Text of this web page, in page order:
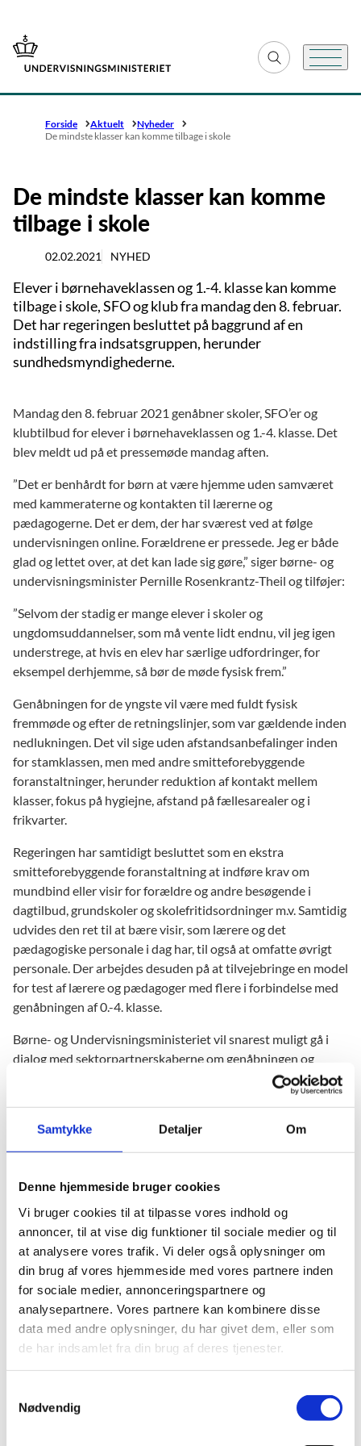
Samtykke Detaljer Om
Denne hjemmeside bruger cookies
Vi bruger cookies til at tilpasse vores indhold og
annoncer, til at vise dig funktioner til sociale medier og til
at analysere vores trafik. Vi deler også oplysninger om
din brug af vores hjemmeside med vores partnere inden
for sociale medier, annonceringspartnere og
analysepartnere. Vores partnere kan kombinere disse
data med andre oplysninger, du har givet dem, eller som
de har indsamlet fra din brug af deres tjenester.
Nødvendig
Gå til forsiden Fold søgefelt ud
Menu
Forside Aktuelt
Nyheder
De mindste klasser kan komme tilbage i skole
De mindste klasser kan komme
tilbage i skole
02.02.2021 NYHED
Elever i børnehaveklassen og 1.-4. klasse kan komme
tilbage i skole, SFO og klub fra mandag den 8. februar.
Det har regeringen besluttet på baggrund af en
indstilling fra indsatsgruppen, herunder
sundhedsmyndighederne.
Mandag den 8. februar 2021 genåbner skoler, SFO’er og
klubtilbud for elever i børnehaveklassen og 1.-4. klasse. Det
blev meldt ud på et pressemøde mandag aften.
”Det er benhårdt for børn at være hjemme uden samværet
med kammeraterne og kontakten til lærerne og
pædagogerne. Det er dem, der har sværest ved at følge
undervisningen online. Forældrene er pressede. Jeg er både
glad og lettet over, at det kan lade sig gøre,” siger børne- og
undervisningsminister Pernille Rosenkrantz-Theil og tilføjer:
”Selvom der stadig er mange elever i skoler og
ungdomsuddannelser, som må vente lidt endnu, vil jeg igen
understrege, at hvis en elev har særlige udfordringer, for
eksempel derhjemme, så bør de møde fysisk frem.”
Genåbningen for de yngste vil være med fuldt fysisk
fremmøde og efter de retningslinjer, som var gældende inden
nedlukningen. Det vil sige uden afstandsanbefalinger inden
for stamklassen, men med andre smitteforebyggende
foranstaltninger, herunder reduktion af kontakt mellem
klasser, fokus på hygiejne, afstand på fællesarealer og i
frikvarter.
Regeringen har samtidigt besluttet som en ekstra
smitteforebyggende foranstaltning at indføre krav om
mundbind eller visir for forældre og andre besøgende i
dagtilbud, grundskoler og skolefritidsordninger m.v. Samtidig
udvides den ret til at bære visir, som lærere og det
pædagogiske personale i dag har, til også at omfatte øvrigt
personale. Der arbejdes desuden på at tilvejebringe en model
for test af lærere og pædagoger med flere i forbindelse med
genåbningen af 0.-4. klasse.
Børne- og Undervisningsministeriet vil snarest muligt gå i
dialog med sektorpartnerskaberne om genåbningen og
offentliggøre justerede retningslinjer og spørgsmål/svar på
baggrund heraf. Retningslinjerne for de elever i 5.-10. klasse,